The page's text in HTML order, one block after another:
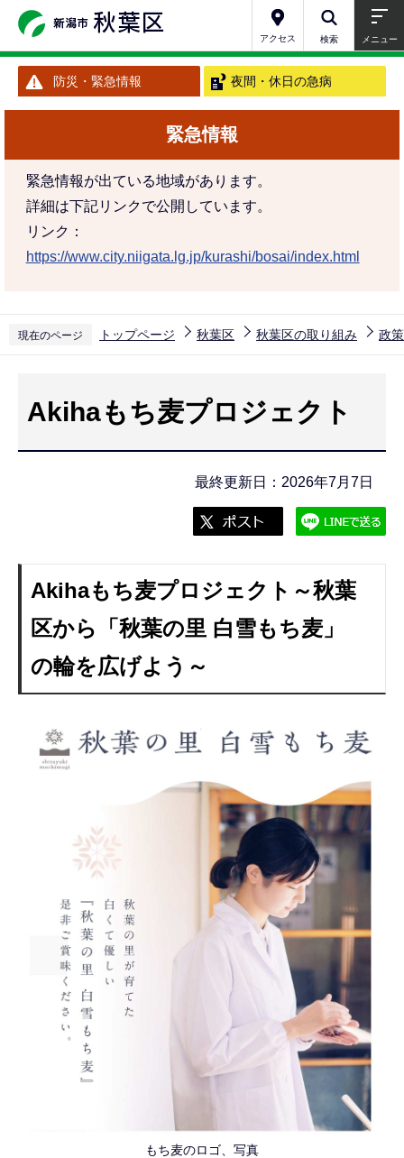
ジ
先
アクセス 検索 メニュー
防災・緊急情報 夜間・休日の急病
緊急情報
緊急情報が出ている地域があります。
詳細は下記リンクで公開しています。
リンク：
https://www.city.niigata.lg.jp/kurashi/bosai/index.html
現在のページ トップページ 秋葉区 秋葉区の取り組み 政
Akihaもち麦プロジェクト
最終更新日：2026年7月7日
Akihaもち麦プロジェクト～秋葉
区から「秋葉の里 白雪もち麦」
の輪を広げよう～
もち麦のロゴ、写真